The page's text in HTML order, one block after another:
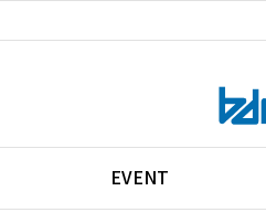
EVENT